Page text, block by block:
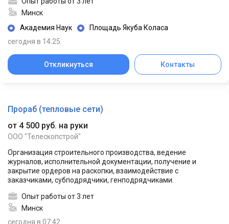
Минск
Академия Наук
Площадь Якуба Коласа
сегодня в 14:25
Откликнуться Контакты
Прораб (тепловые сети)
от 4 500 руб. на руки
ООО "Телескопстрой"
Организация строительного производства, ведение
журналов, исполнительной документации, получение и
закрытие ордеров на раскопки, взаимодействие с
заказчиками, субподрядчики, генподрядчиками.
Опыт работы от 3 лет
Минск
сегодня в 07:42